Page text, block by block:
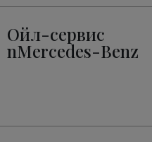
Ойл-сервис
nMercedes-Benz